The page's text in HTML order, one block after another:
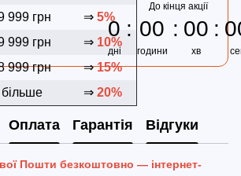
999 грн
⇒ 5%
999 грн
⇒ 10%
999 грн
⇒15%
більше
⇒ 20%
До кінця акції
0
дні
00
години
00
хв
Оплата Гарантія Відгуки